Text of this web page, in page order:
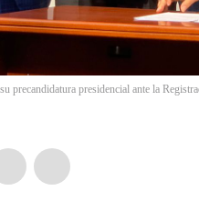
precandidatura presidencial ante la